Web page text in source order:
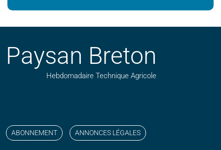
Paysan Breton
Hebdomadaire Technique Agricole
ABONNEMENT ANNONCES LÉGALES